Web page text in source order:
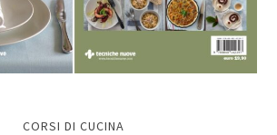
CORSI DI CUCINA